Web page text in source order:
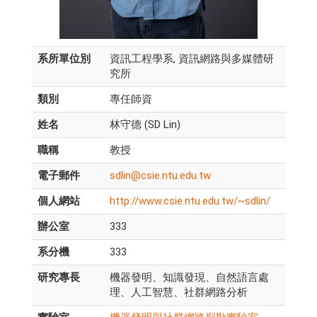
系所單位別
資訊工程學系, 資訊網路與多媒體研
究所
類別
專任師資
姓名
林守德 (SD Lin)
職稱
教授
電子郵件
sdlin@csie.ntu.edu.tw
個人網站
http://www.csie.ntu.edu.tw/~sdlin/
辦公室
333
系分機
333
研究專長
機器發明、知識發現、自然語言處
理、人工智慧、社群網路分析